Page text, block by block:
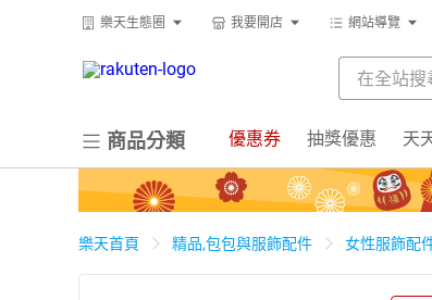
樂天生態圈 我要開店 網站導覽
商品分類 優惠券 抽獎優惠 天
樂天首頁 精品,包包與服飾配件 女性服飾配